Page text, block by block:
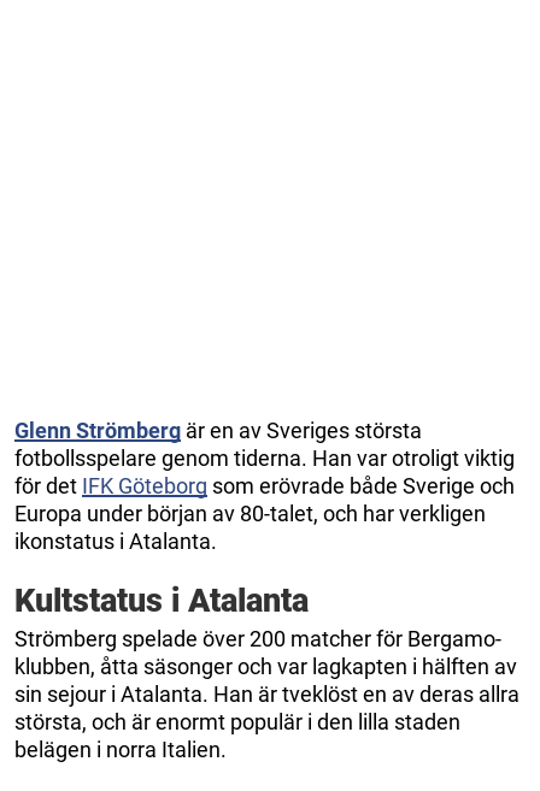
Glenn Strömberg är en av Sveriges största
fotbollsspelare genom tiderna. Han var otroligt viktig
för det IFK Göteborg som erövrade både Sverige och
Europa under början av 80-talet, och har verkligen
ikonstatus i Atalanta.
Kultstatus i Atalanta
Strömberg spelade över 200 matcher för Bergamo-
klubben, åtta säsonger och var lagkapten i hälften av
sin sejour i Atalanta. Han är tveklöst en av deras allra
största, och är enormt populär i den lilla staden
belägen i norra Italien.